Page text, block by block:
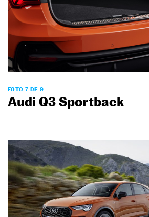
FOTO 7 DE 9
Audi Q3 Sportback